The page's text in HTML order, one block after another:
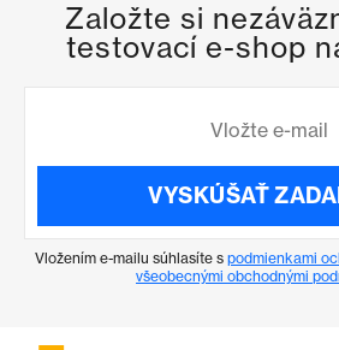
Založte si
testovací e-shop
VYSKÚŠAŤ
Vložením e-mailu súhlasíte s podmienkami
všeobecnými obchodnými